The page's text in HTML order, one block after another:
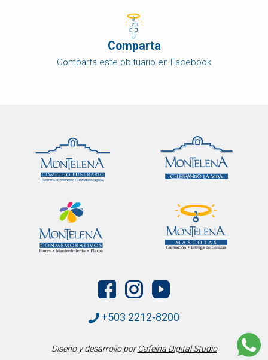
Comparta
Comparta este obituario en Facebook
+503 2212-8200
Diseño y desarrollo porCafeína Digital Studio